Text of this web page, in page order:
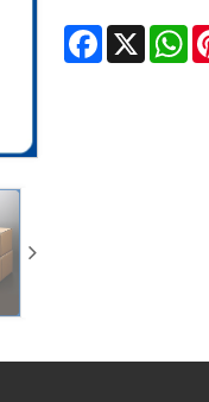
Facebook
X